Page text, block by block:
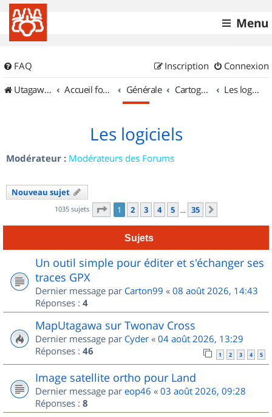
Menu
FAQ Connexion
Inscription
UtagawaVTT (Randos VTT et VTTAE avec traces GPS)
Accueil forum Générale Cartographie et GPS Les logiciels
Les logiciels
Modérateur : Modérateurs des Forums
Nouveau sujet
1035 sujets Page 1sur
1 2 3 4 5 … 35
Sujets
Un outil simple pour éditer et s'échanger ses
traces GPX
Dernier message par Carton99 « 08 août 2026, 14:43
Réponses : 4
MapUtagawa sur Twonav Cross
Dernier message par Cyder « 04 août 2026, 13:29
Réponses : 46 1 2 3 4 5
Image satellite ortho pour Land
Dernier message par eop46 « 03 août 2026, 09:28
Réponses : 8